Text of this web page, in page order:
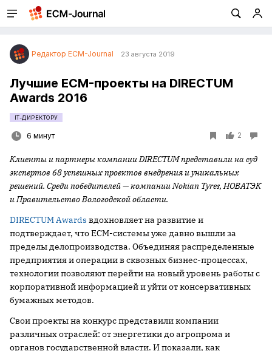
Редактор ECM-Journal 23 августа 2019
Лучшие ECM-проекты на DIRECTUM
Awards 2016
IT-ДИРЕКТОРУ
6 минут 2
Клиенты и партнеры компанииDIRECTUMпредставили на суд
экспертов 68 успешных проектов внедрения и уникальных
решений. Среди победителей — компанииNokian Tyres, НОВАТЭК
и Правительство Вологодской области.
DIRECTUM Awards вдохновляет на развитие и
подтверждает, что ECM-системы уже давно вышли за
пределы делопроизводства. Объединяя распределенные
предприятия и операции в сквозных бизнес-процессах,
технологии позволяют перейти на новый уровень работы с
корпоративной информацией и уйти от консервативных
бумажных методов.
Свои проекты на конкурс представили компании
различных отраслей: от энергетики до агропрома и
органов государственной власти. И показали, как